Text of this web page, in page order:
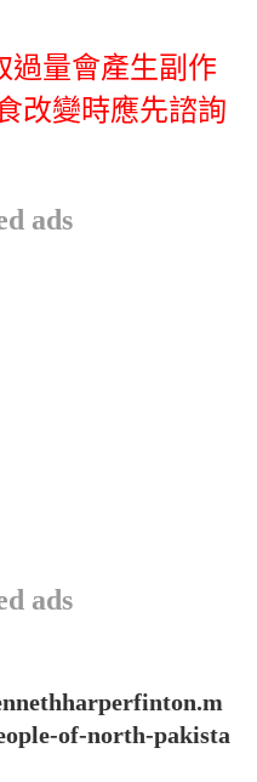
過量會產生副作
改變時應先諮詢
ads
ads
of-north-pakista